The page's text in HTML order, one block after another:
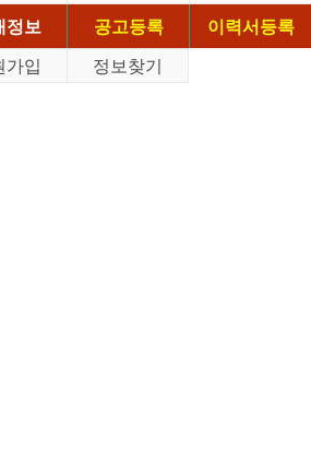
정보 공고등록
이력서등록
가입 정보찾기